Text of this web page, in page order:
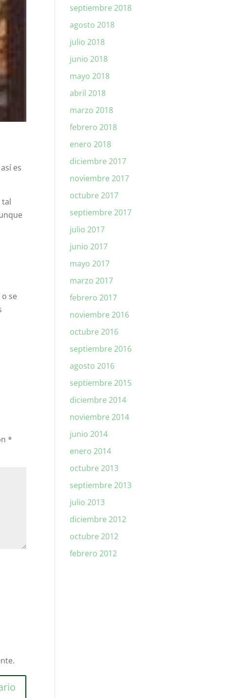
es
tal
se
*
septiembre 2018
agosto 2018
julio 2018
junio 2018
mayo 2018
abril 2018
marzo 2018
febrero 2018
enero 2018
diciembre 2017
noviembre 2017
octubre 2017
septiembre 2017
julio 2017
junio 2017
mayo 2017
marzo 2017
febrero 2017
noviembre 2016
octubre 2016
septiembre 2016
agosto 2016
septiembre 2015
diciembre 2014
noviembre 2014
junio 2014
enero 2014
octubre 2013
septiembre 2013
julio 2013
diciembre 2012
octubre 2012
febrero 2012